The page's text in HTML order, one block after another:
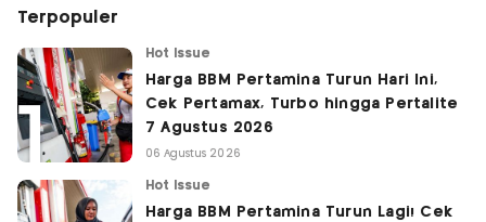
Terpopuler
Hot Issue
Harga BBM Pertamina Turun Hari Ini,
Cek Pertamax, Turbo hingga Pertalite
7 Agustus 2026
06 Agustus 2026
Hot Issue
Harga BBM Pertamina Turun Lagi! Cek